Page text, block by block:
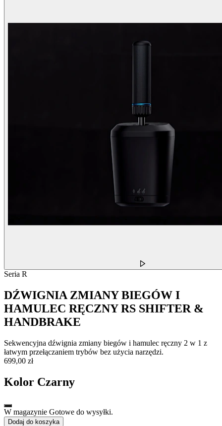
Seria R
DŹWIGNIA ZMIANY BIEGÓW I
HAMULEC RĘCZNY RS SHIFTER &
HANDBRAKE
Sekwencyjna dźwignia zmiany biegów i hamulec ręczny 2 w 1 z
łatwym przełączaniem trybów bez użycia narzędzi.
699,00 zł
Kolor Czarny
W magazynie Gotowe do wysyłki.
Dodaj do koszyka